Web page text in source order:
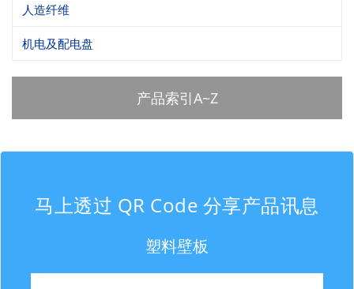
人造纤维
机电及配电盘
产品索引A~Z
马上透过 QR Code 分享产品讯息
塑料壁板